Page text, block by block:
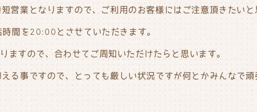
営業となりますので、ご利用のお客様にはご注意頂きたいと
間を20:00とさせていただきます。
ますので、合わせてご周知いただけたらと思います。
る事ですので、とっても厳しい状況ですが何とかみんなで頑